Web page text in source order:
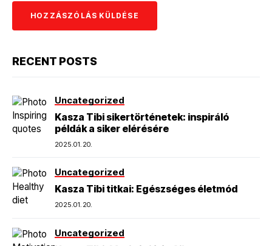
RECENT POSTS
Uncategorized
Kasza Tibi sikertörténetek: inspiráló
példák a siker elérésére
2025.01.20.
Uncategorized
Kasza Tibi titkai: Egészséges életmód
2025.01.20.
Uncategorized